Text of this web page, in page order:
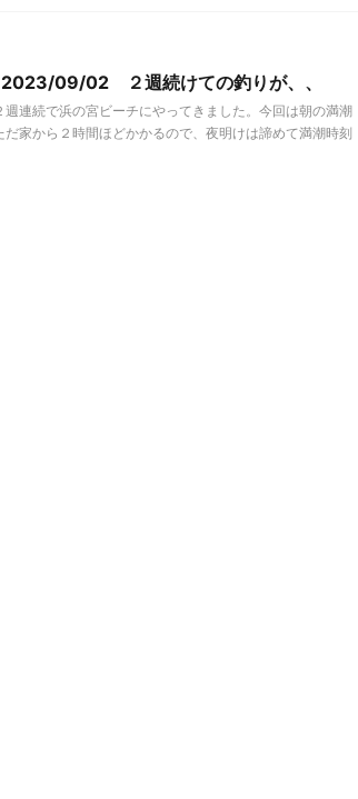
2023/09/02 ２週続けての釣りが、、
連続で浜の宮ビーチにやってきました。今回は朝の満潮
家から２時間ほどかかるので、夜明けは諦めて満潮時刻